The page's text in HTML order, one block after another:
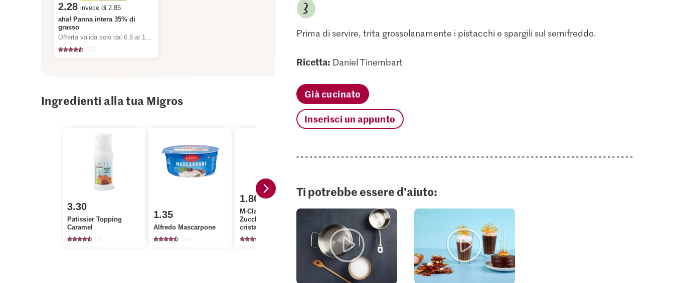
2.28 invece di 2.85
aha! Panna intera 35% di
grasso
Ingredienti alla tua Migros
3.30
Patissier Topping
Caramel
1.35
Alfredo Mascarpone
1.80
M-Classic IP-SUISSE
Zucchero fine
cristallizzato Cristal
Migros Pistacchi verdi
0.35
per panna montata
237
Prima di servire, trita grossolanamente i pistacchi e spargili sul semifreddo.
Ricetta: Daniel Tinembart
Già cucinato
Inserisci un appunto
Ti potrebbe essere d'aiuto: